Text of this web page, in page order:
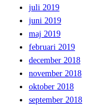
juli 2019
juni 2019
maj 2019
februari 2019
december 2018
november 2018
oktober 2018
september 2018